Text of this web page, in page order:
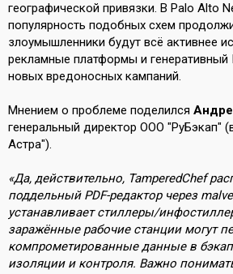
географической привязки. В Palo Alto
популярность подобных схем
злоумышленники будут всё активнее
рекламные платформы и
новых вредоносных кампаний.
Мнением о проблеме поделился
генеральный директор ООО "РуБэкап"
Астра").
«Да, действительно, TamperedChef
поддельный PDF-редактор через
устанавливает стиллеры/
заражённые рабочие станции могут
компрометированные данные в
изоляции и контроля. Важно